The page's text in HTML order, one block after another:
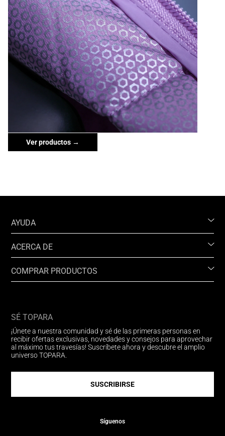
Ver productos →
AYUDA
ACERCA DE
COMPRAR PRODUCTOS
SÉ TOPARA
¡Únete a nuestra comunidad y sé de las primeras personas en
recibir ofertas exclusivas, novedades y consejos para aprovechar
al máximo tus travesías! Suscríbete ahora y descubre el amplio
universo TOPARA.
SUSCRIBIRSE
Síguenos